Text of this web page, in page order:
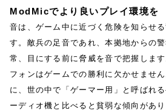
ModMicでより良いプレイ環境を
音は、ゲーム中に近づく危険を知らせ
す。敵兵の足音であれ、本拠地からの
常、目にする前に脅威を音で把握しま
フォンはゲームでの勝利に欠かせませ
に、世の中で「ゲーマー用」と呼ばれ
ーディオ機と比べると貧弱な傾向があ